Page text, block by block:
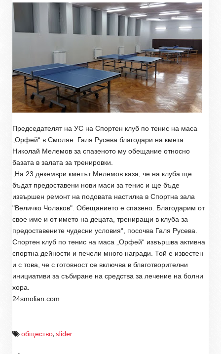
Председателят на УС на Спортен клуб по тенис на маса
„Орфей“ в Смолян Галя Русева благодари на кмета
Николай Мелемов за спазеното му обещание относно
базата в залата за тренировки.
„На 23 декември кметът Мелемов каза, че на клуба ще
бъдат предоставени нови маси за тенис и ще бъде
извършен ремонт на подовата настилка в Спортна зала
"Величко Чолаков". Обещанието е спазено. Благодарим от
свое име и от името на децата, трениращи в клуба за
предоставените чудесни условия“, посочва Галя Русева.
Спортен клуб по тенис на маса „Орфей“ извършва активна
спортна дейности и печели много награди. Той е известен
и с това, че с готовност се включва в благотворителни
инициативи за събиране на средства за лечение на болни
хора.
24smolian.com
общество, slider